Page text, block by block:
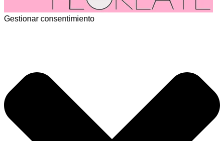
Gestionar consentimiento